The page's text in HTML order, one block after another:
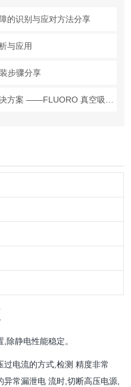
的识别与应对方法分享
与应用
步骤分享
精密制造场景下的真空吸附解决方案 ——FLUORO 真空吸笔头技术解析
除静电性能稳定。
电流的方式,检测 精度非常
常漏泄电 流时,切断高压电源,